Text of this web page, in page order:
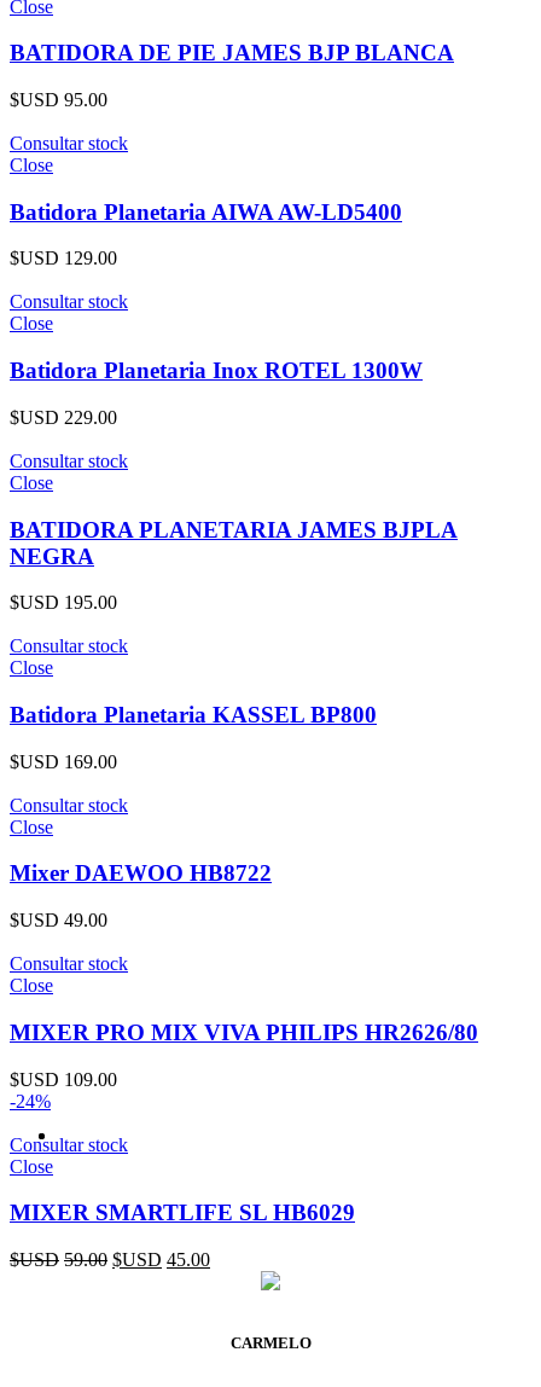
Close
BATIDORA DE PIE JAMES BJP BLANCA
$USD 95.00
Consultar stock
Close
Batidora Planetaria AIWA AW-LD5400
$USD 129.00
Consultar stock
Close
Batidora Planetaria Inox ROTEL 1300W
$USD 229.00
Consultar stock
Close
BATIDORA PLANETARIA JAMES BJPLA
NEGRA
$USD 195.00
Consultar stock
Close
Batidora Planetaria KASSEL BP800
$USD 169.00
Consultar stock
Close
Mixer DAEWOO HB8722
$USD 49.00
Consultar stock
Close
MIXER PRO MIX VIVA PHILIPS HR2626/80
$USD 109.00
-24%
Consultar stock
Close
MIXER SMARTLIFE SL HB6029
$USD 59.00 $USD 45.00
CARMELO